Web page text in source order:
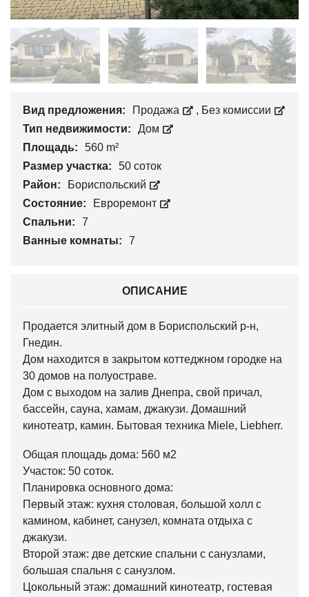
Вид предложения: Продажа , Без комиссии
Тип недвижимости:
Дом
Площадь:
560 m²
Размер участка:
50 соток
Район:
Бориспольский
Состояние:
Евроремонт
Спальни:
7
Ванные комнаты:
7
ОПИСАНИЕ
Продается элитный дом в Бориспольский р-н,
Гнедин.
Дом находится в закрытом коттеджном городке на
30 домов на полуостраве.
Дом с выходом на залив Днепра, свой причал,
бассейн, сауна, хамам, джакузи. Домашний
кинотеатр, камин. Бытовая техника Miele, Liebherr.
Общая площадь дома: 560 м2
Участок: 50 соток.
Планировка основного дома:
Первый этаж: кухня столовая, большой холл с
камином, кабинет, санузел, комната отдыха с
джакузи.
Второй этаж: две детские спальни с санузлами,
большая спальня с санузлом.
Цокольный этаж: домашний кинотеатр, гостевая